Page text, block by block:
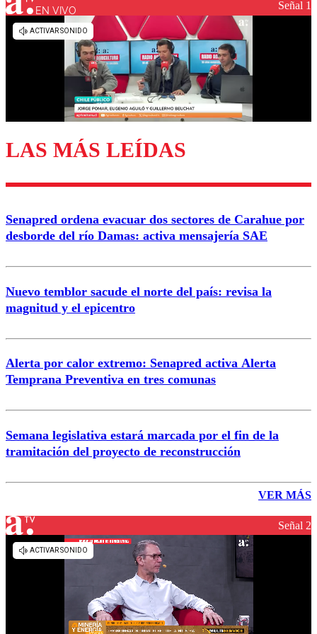
EN VIVO Señal 1
LAS MÁS LEÍDAS
Senapred ordena evacuar dos sectores de Carahue por
desborde del río Damas: activa mensajería SAE
Nuevo temblor sacude el norte del país: revisa la
magnitud y el epicentro
Alerta por calor extremo: Senapred activa Alerta
Temprana Preventiva en tres comunas
Semana legislativa estará marcada por el fin de la
tramitación del proyecto de reconstrucción
VER MÁS
Señal 2